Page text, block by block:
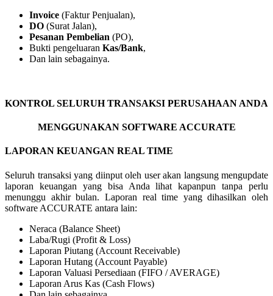
Invoice (Faktur Penjualan),
DO (Surat Jalan),
Pesanan Pembelian (PO),
Bukti pengeluaran Kas/Bank,
Dan lain sebagainya.
KONTROL SELURUH TRANSAKSI PERUSAHAAN ANDA
MENGGUNAKAN SOFTWARE ACCURATE
LAPORAN KEUANGAN REAL TIME
Seluruh transaksi yang diinput oleh user akan langsung mengupdate
laporan keuangan yang bisa Anda lihat kapanpun tanpa perlu
menunggu akhir bulan. Laporan real time yang dihasilkan oleh
software ACCURATE antara lain:
Neraca (Balance Sheet)
Laba/Rugi (Profit & Loss)
Laporan Piutang (Account Receivable)
Laporan Hutang (Account Payable)
Laporan Valuasi Persediaan (FIFO / AVERAGE)
Laporan Arus Kas (Cash Flows)